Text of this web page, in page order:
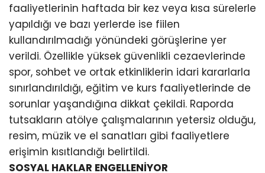
faaliyetlerinin haftada bir kez veya kısa sürelerle
yapıldığı ve bazı yerlerde ise fiilen
kullandırılmadığı yönündeki görüşlerine yer
verildi. Özellikle yüksek güvenlikli cezaevlerinde
spor, sohbet ve ortak etkinliklerin idari kararlarla
sınırlandırıldığı, eğitim ve kurs faaliyetlerinde de
sorunlar yaşandığına dikkat çekildi. Raporda
tutsakların atölye çalışmalarının yetersiz olduğu,
resim, müzik ve el sanatları gibi faaliyetlere
erişimin kısıtlandığı belirtildi.
SOSYAL HAKLAR ENGELLENİYOR